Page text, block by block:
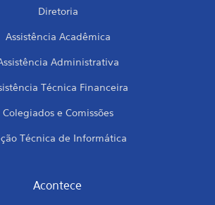
Diretoria
Assistência Acadêmica
Administrativa
Técnica Financeira
Colegiados e Comissões
Técnica de Informática
Acontece